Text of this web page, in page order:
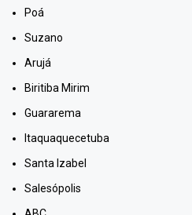
Poá
Suzano
Arujá
Biritiba Mirim
Guararema
Itaquaquecetuba
Santa Izabel
Salesópolis